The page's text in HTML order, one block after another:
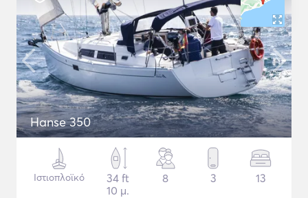
Hanse 350
Ιστιοπλοϊκό
34 ft
10 μ.
8 3 13